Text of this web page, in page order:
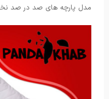
مدل پارچه های صد در صد